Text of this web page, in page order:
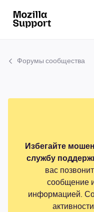
Форумы сообщества
Избегайте
службу
вас
сообщение
информацией.